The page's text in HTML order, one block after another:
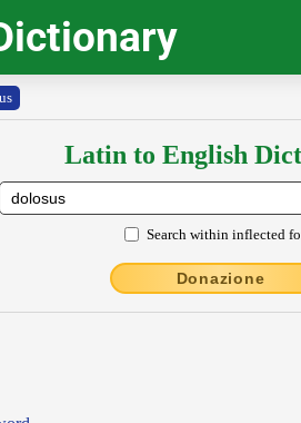
Latin to English
Search within inflected
Donazione